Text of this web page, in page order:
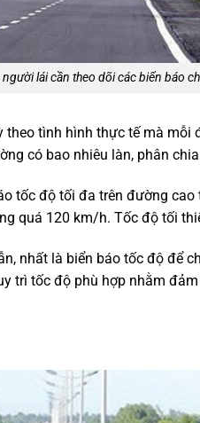
lái cần theo dõi các biển báo
tình hình thực tế mà
có bao nhiêu làn, phân
tốc độ tối đa trên đường
quá 120 km/h. Tốc độ tối
nhất là biển báo tốc độ để
tốc độ phù hợp nhằm